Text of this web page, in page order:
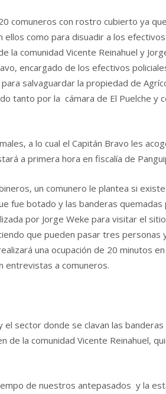
comuneros con rostro cubierto ya
como para disuadir a los
la comunidad Vicente Reinahuel y
encargado de los efectivos
salvaguardar la propiedad de
tanto por la cámara de El Puelche y
a lo cual el Capitán Bravo les
a primera hora en fiscalía de
un comunero le plantea si
fue botado y las banderas
por Jorge Weke para visitar el
que pueden pasar tres personas
una ocupación de 20 minutos
entrevistas a comuneros.
sector donde se clavan las
de la comunidad Vicente Reinahuel,
de nuestros antepasados y la